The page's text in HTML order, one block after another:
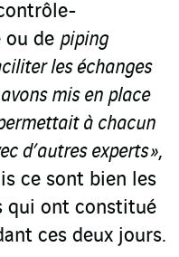
ou de piping
les échanges
mis en place
à chacun
d’autres experts »,
ce sont bien les
qui ont constitué
ces deux jours.